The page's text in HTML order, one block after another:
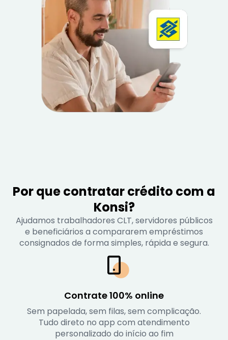
Por que contratar crédito com a
Konsi?
Ajudamos trabalhadores CLT, servidores públicos
e beneficiários a compararem empréstimos
consignados de forma simples, rápida e segura.
Contrate 100% online
Sem papelada, sem filas, sem complicação.
Tudo direto no app com atendimento
personalizado do início ao fim